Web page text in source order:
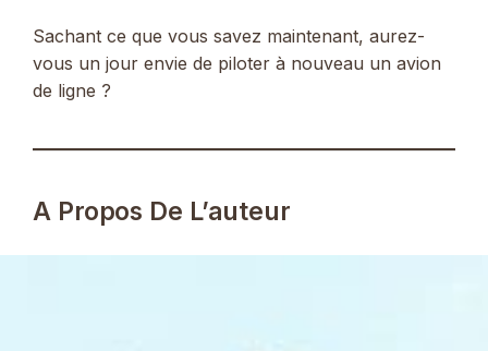
Sachant ce que vous savez maintenant, aurez-
vous un jour envie de piloter à nouveau un avion
de ligne ?
A Propos De L’auteur